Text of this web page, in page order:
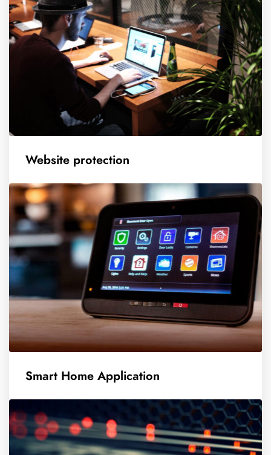
Website protection
Smart Home Application